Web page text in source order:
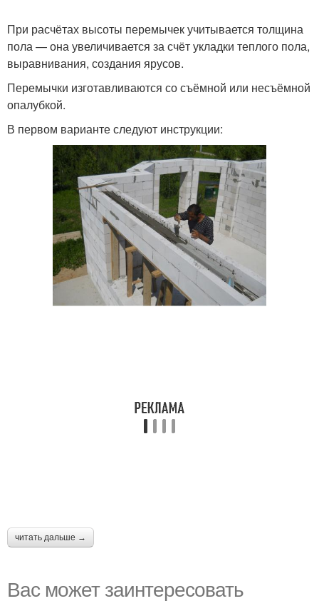
При расчётах высоты перемычек учитывается толщина
пола — она увеличивается за счёт укладки теплого пола,
выравнивания, создания ярусов.
Перемычки изготавливаются со съёмной или несъёмной
опалубкой.
В первом варианте следуют инструкции:
читать дальше →
Вас может заинтересовать